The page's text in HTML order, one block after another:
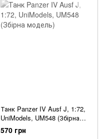
Танк Panzer IV Ausf J, 1:72,
UniModels, UM548 (Збірна
модель)
570 грн